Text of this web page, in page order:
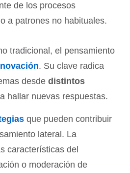
de los procesos
a patrones no habituales.
tradicional, el pensamiento
. Su clave radica
desde distintos
hallar nuevas respuestas.
que pueden contribuir
lateral. La
características del
o moderación de